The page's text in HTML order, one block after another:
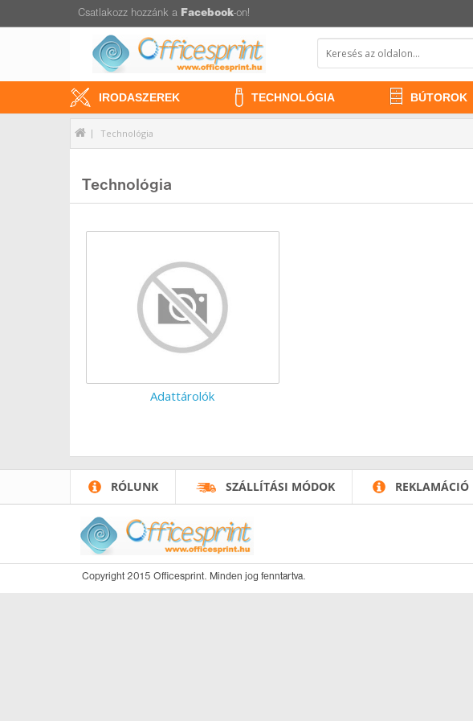
Csatlakozz hozzánk a Facebook-on!
IRODASZEREK TECHNOLÓGIA BÚTOROK
Technológia
Technológia
Adattárolók
RÓLUNK SZÁLLÍTÁSI MÓDOK REKLAMÁCIÓ
Copyright 2015 Officesprint. Minden jog fenntartva.